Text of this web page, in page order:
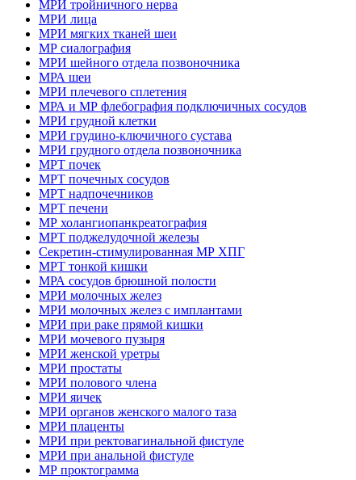
МРИ тройничного нерва
МРИ лица
МРИ мягких тканей шеи
МР сиалография
МРИ шейного отдела позвоночника
МРА шеи
МРИ плечевого сплетения
МРА и МР флебография подключичных сосудов
МРИ грудной клетки
МРИ грудино-ключичного сустава
МРИ грудного отдела позвоночника
МРТ почек
МРТ почечных сосудов
МРТ надпочечников
МРТ печени
МР холангиопанкреатография
МРТ поджелудочной железы
Секретин-стимулированная МР ХПГ
МРТ тонкой кишки
МРА сосудов брюшной полости
МРИ молочных желез
МРИ молочных желез с имплантами
МРИ при раке прямой кишки
МРИ мочевого пузыря
МРИ женской уретры
МРИ простаты
МРИ полового члена
МРИ яичек
МРИ органов женского малого таза
МРИ плаценты
МРИ при ректовагинальной фистуле
МРИ при анальной фистуле
МР проктограмма